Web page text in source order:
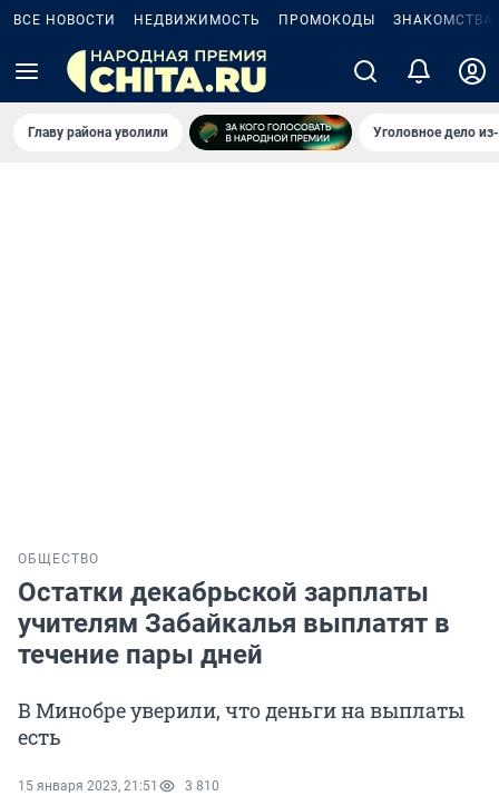
ВСЕ НОВОСТИ НЕДВИЖИМОСТЬ ПРОМОКОДЫ ЗНАКОМСТВА
Главу района уволили Уголовное дело
ОБЩЕСТВО
Остатки декабрьской зарплаты
учителям Забайкалья выплатят в
течение пары дней
В Минобре уверили, что деньги на выплаты
есть
15 января 2023, 21:51 3 810